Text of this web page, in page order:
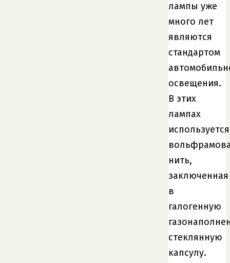
лампы уже
много лет
являются
стандартом
освещения.
В этих
лампах
используется
нить,
заключенная
в
галогенную
стеклянную
капсулу.